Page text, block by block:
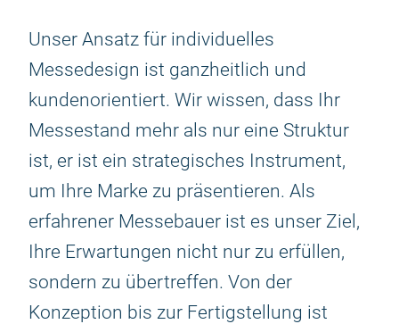
Unser Ansatz für individuelles
Messedesign ist ganzheitlich und
kundenorientiert. Wir wissen, dass Ihr
Messestand mehr als nur eine Struktur
ist, er ist ein strategisches Instrument,
um Ihre Marke zu präsentieren. Als
erfahrener Messebauer ist es unser Ziel,
Ihre Erwartungen nicht nur zu erfüllen,
sondern zu übertreffen. Von der
Konzeption bis zur Fertigstellung ist